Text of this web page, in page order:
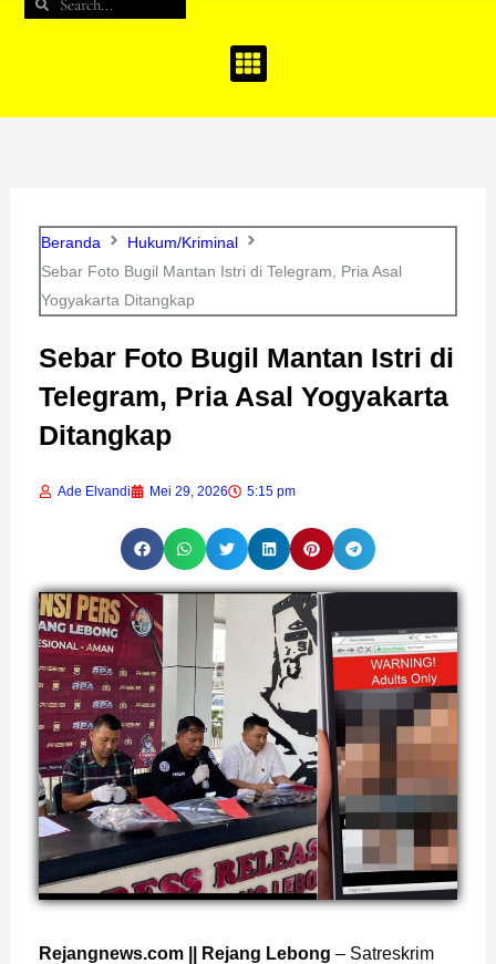
Beranda
Hukum/Kriminal
Sebar Foto Bugil Mantan Istri di Telegram, Pria Asal
Yogyakarta Ditangkap
Sebar Foto Bugil Mantan Istri di
Telegram, Pria Asal Yogyakarta
Ditangkap
Ade Elvandi Mei 29, 2026 5:15 pm
Rejangnews.com || Rejang Lebong – Satreskrim
Page
, Page
, Page
, Page